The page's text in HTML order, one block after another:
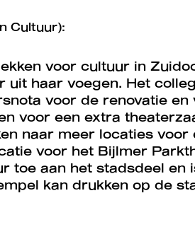
Cultuur):
voor cultuur in
haar voegen. Het
voor de renovatie en
voor een extra
naar meer locaties
voor het Bijlmer
toe aan het stadsdeel en
kan drukken op de